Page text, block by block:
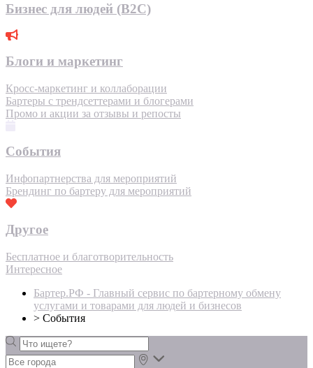
Бизнес для людей (B2C)
Блоги и маркетинг
Кросс-маркетинг и коллаборации
Бартеры с трендсеттерами и блогерами
Промо и акции за отзывы и репосты
События
Инфопартнерства для мероприятий
Брендинг по бартеру для мероприятий
Другое
Бесплатное и благотворительность
Интересное
Бартер.РФ - Главный сервис по бартерному обмену
услугами и товарами для людей и бизнесов
> События